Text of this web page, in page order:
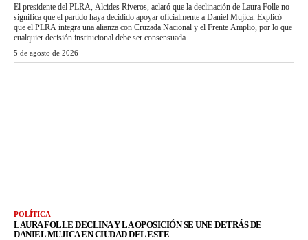
El presidente del PLRA, Alcides Riveros, aclaró que la declinación de Laura Folle no
significa que el partido haya decidido apoyar oficialmente a Daniel Mujica. Explicó
que el PLRA integra una alianza con Cruzada Nacional y el Frente Amplio, por lo que
cualquier decisión institucional debe ser consensuada.
5 de agosto de 2026
POLÍTICA
LAURA FOLLE DECLINA Y LA OPOSICIÓN SE UNE DETRÁS DE
DANIEL MUJICA EN CIUDAD DEL ESTE